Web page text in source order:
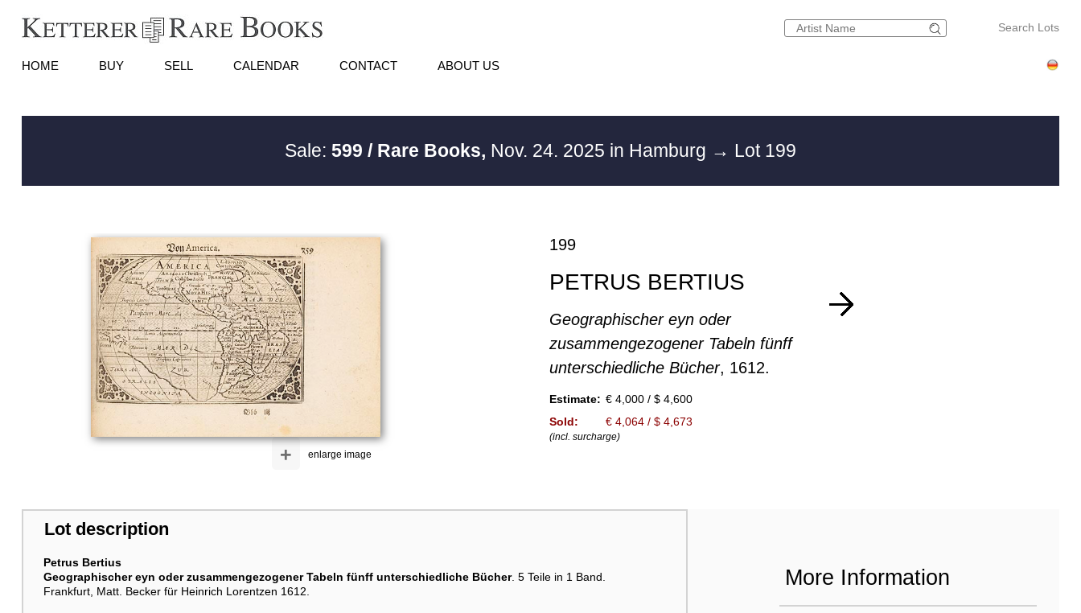
Search Lots
HOME BUY SELL CALENDAR CONTACT ABOUT US
Sale: 599 / Rare Books, Nov. 24. 2025 in Hamburg → Lot 199
enlarge image
+
199
PETRUS BERTIUS
Geographischer eyn oder
zusammengezogener Tabeln fünff
unterschiedliche Bücher, 1612.
Estimate: € 4,000 / $ 4,600
Sold:
€ 4,064 / $ 4,673
(incl. surcharge)
Lot description
Petrus Bertius
Geographischer eyn oder zusammengezogener Tabeln fünff unterschiedliche Bücher. 5 Teile in 1 Band.
Frankfurt, Matt. Becker für Heinrich Lorentzen 1612.
More Information